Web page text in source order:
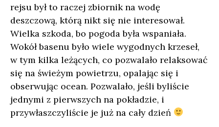
rejsu był to raczej zbiornik na wodę
deszczową, którą nikt się nie interesował.
Wielka szkoda, bo pogoda była wspaniała.
Wokół basenu było wiele wygodnych krzeseł,
w tym kilka leżących, co pozwalało relaksować
się na świeżym powietrzu, opalając się i
obserwując ocean. Pozwalało, jeśli byliście
jednymi z pierwszych na pokładzie, i
przywłaszczyliście je już na cały dzień